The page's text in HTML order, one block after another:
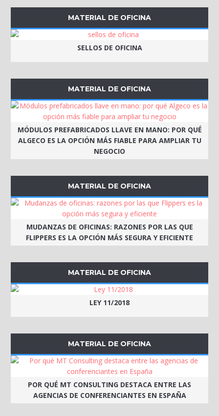
MATERIAL DE OFICINA
SELLOS DE OFICINA
MATERIAL DE OFICINA
MÓDULOS PREFABRICADOS LLAVE EN MANO: POR QUÉ
ALGECO ES LA OPCIÓN MÁS FIABLE PARA AMPLIAR TU
NEGOCIO
MATERIAL DE OFICINA
MUDANZAS DE OFICINAS: RAZONES POR LAS QUE
FLIPPERS ES LA OPCIÓN MÁS SEGURA Y EFICIENTE
MATERIAL DE OFICINA
LEY 11/2018
MATERIAL DE OFICINA
POR QUÉ MT CONSULTING DESTACA ENTRE LAS
AGENCIAS DE CONFERENCIANTES EN ESPAÑA